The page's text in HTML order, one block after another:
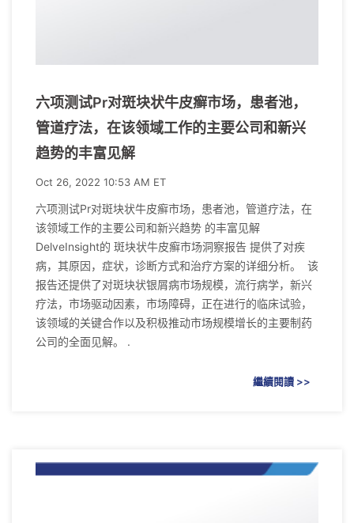
六项测试Pr对斑块状牛皮癣市场，患者池，
管道疗法，在该领域工作的主要公司和新兴
趋势的丰富见解
Oct 26, 2022 10:53 AM ET
六项测试Pr对斑块状牛皮癣市场，患者池，管道疗法，在
该领域工作的主要公司和新兴趋势 的丰富见解
DelveInsight的 斑块状牛皮癣市场洞察报告 提供了对疾
病，其原因，症状，诊断方式和治疗方案的详细分析。 该
报告还提供了对斑块状银屑病市场规模，流行病学，新兴
疗法，市场驱动因素，市场障碍，正在进行的临床试验，
该领域的关键合作以及积极推动市场规模增长的主要制药
公司的全面见解。 .
繼續閱讀 >>